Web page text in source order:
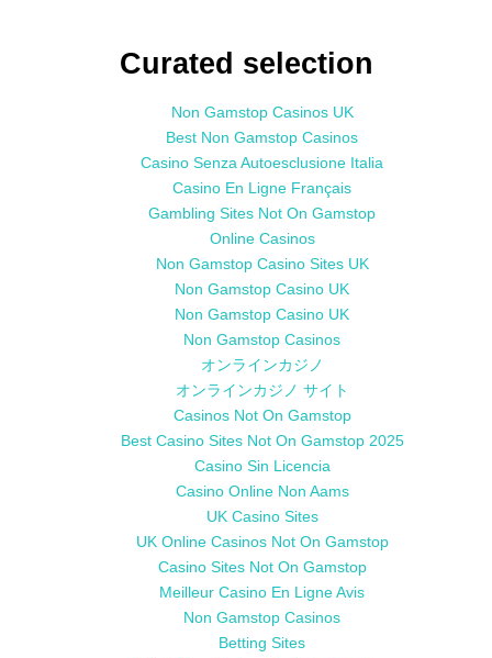
Curated selection
Non Gamstop Casinos UK
Best Non Gamstop Casinos
Casino Senza Autoesclusione Italia
Casino En Ligne Français
Gambling Sites Not On Gamstop
Online Casinos
Non Gamstop Casino Sites UK
Non Gamstop Casino UK
Non Gamstop Casino UK
Non Gamstop Casinos
オンラインカジノ
オンラインカジノ サイト
Casinos Not On Gamstop
Best Casino Sites Not On Gamstop 2025
Casino Sin Licencia
Casino Online Non Aams
UK Casino Sites
UK Online Casinos Not On Gamstop
Casino Sites Not On Gamstop
Meilleur Casino En Ligne Avis
Non Gamstop Casinos
Betting Sites